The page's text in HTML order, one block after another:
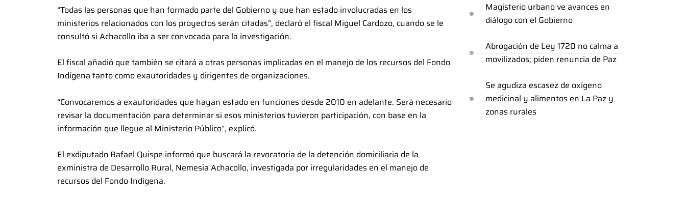
“Todas las personas que han formado parte del Gobierno y que han estado involucradas en los
ministerios relacionados con los proyectos serán citadas”, declaró el fiscal Miguel Cardozo, cuando se le
consultó si Achacollo iba a ser convocada para la investigación.
El fiscal añadió que también se citará a otras personas implicadas en el manejo de los recursos del Fondo
Indígena tanto como exautoridades y dirigentes de organizaciones.
“Convocaremos a exautoridades que hayan estado en funciones desde 2010 en adelante. Será necesario
revisar la documentación para determinar si esos ministerios tuvieron participación, con base en la
información que llegue al Ministerio Público”, explicó.
El exdiputado Rafael Quispe informó que buscará la revocatoria de la detención domiciliaria de la
exministra de Desarrollo Rural, Nemesia Achacollo, investigada por irregularidades en el manejo de
recursos del Fondo Indígena.
Magisterio urbano ve avances en
diálogo con el Gobierno
Abrogación de Ley 1720 no calma a
movilizados; piden renuncia de Paz
Se agudiza escasez de oxígeno
medicinal y alimentos en La Paz y
zonas rurales